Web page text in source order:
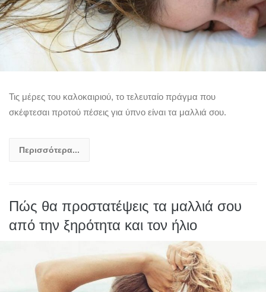
Τις μέρες του καλοκαιριού, το τελευταίο πράγμα που
σκέφτεσαι προτού πέσεις για ύπνο είναι τα μαλλιά σου.
Περισσότερα...
Πώς θα προστατέψεις τα μαλλιά σου
από την ξηρότητα και τον ήλιο